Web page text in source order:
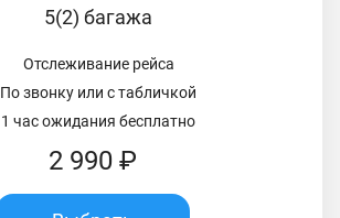
5(2) багажа
Отслеживание рейса
По звонку или с табличкой
1 час ожидания бесплатно
2 990 ₽